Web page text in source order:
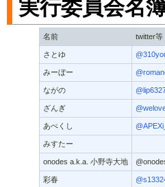
実行委員会名
名前 twitter等
さとゆ
みーぼー
ながの
ざんぎ
あぺくし @APEXi_
みすたー
onodes a.k.a. 小野寺大地
彩春